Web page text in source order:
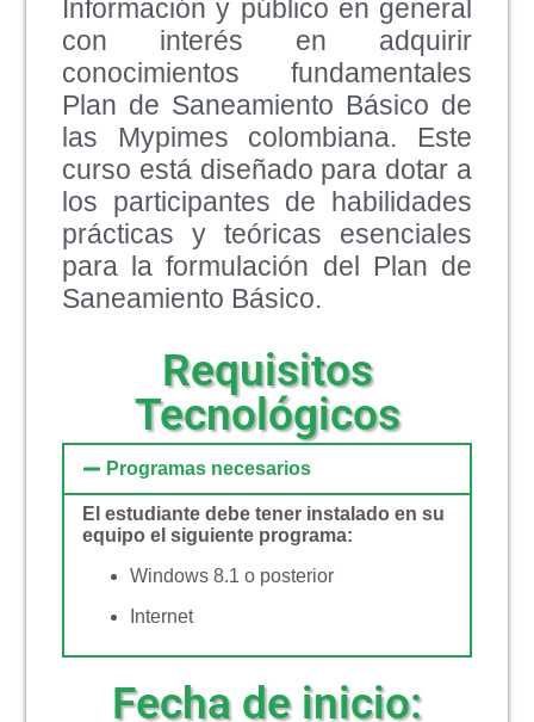
Información y público en general
con interés en adquirir
conocimientos fundamentales
Plan de Saneamiento Básico de
las Mypimes colombiana. Este
curso está diseñado para dotar a
los participantes de habilidades
prácticas y teóricas esenciales
para la formulación del Plan de
Saneamiento Básico.
Requisitos
Tecnológicos
Programas necesarios
El estudiante debe tener instalado en su
equipo el siguiente programa:
Windows 8.1 o posterior
Internet
Fecha de inicio: